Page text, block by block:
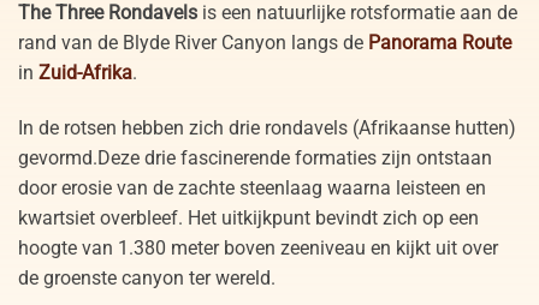
The Three Rondavels is een natuurlijke rotsformatie aan de
rand van de Blyde River Canyon langs de Panorama Route
in Zuid-Afrika.
In de rotsen hebben zich drie rondavels (Afrikaanse hutten)
gevormd.Deze drie fascinerende formaties zijn ontstaan
door erosie van de zachte steenlaag waarna leisteen en
kwartsiet overbleef. Het uitkijkpunt bevindt zich op een
hoogte van 1.380 meter boven zeeniveau en kijkt uit over
de groenste canyon ter wereld.